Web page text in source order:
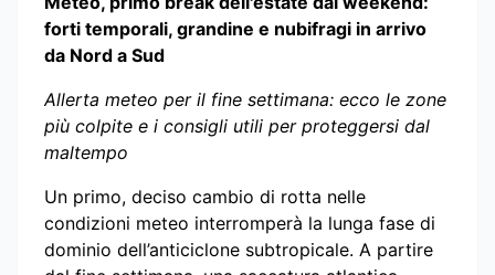
forti temporali, grandine e nubifragi in arrivo
da Nord a Sud
Allerta meteo per il fine settimana: ecco le zone
più colpite e i consigli utili per proteggersi dal
maltempo
Un primo, deciso cambio di rotta nelle
condizioni meteo interromperà la lunga fase di
dominio dell’anticiclone subtropicale. A partire